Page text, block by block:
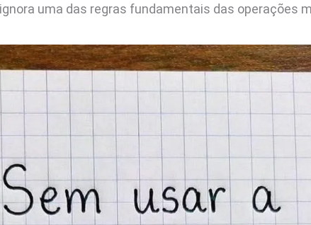
uma das regras fundamentais das operações